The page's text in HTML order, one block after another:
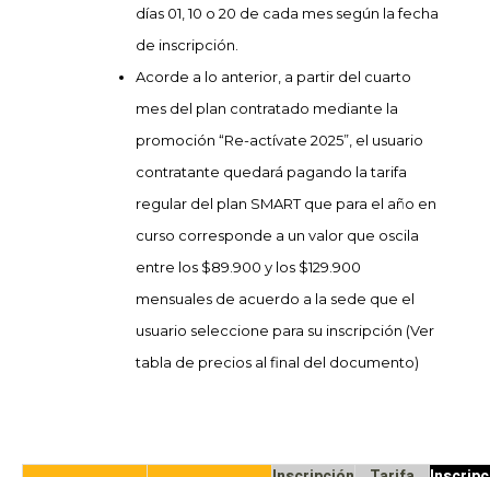
días 01, 10 o 20 de cada mes según la fecha
de inscripción.
Acorde a lo anterior, a partir del cuarto
mes del plan contratado mediante la
promoción “Re-actívate 2025”, el usuario
contratante quedará pagando la tarifa
regular del plan SMART que para el año en
curso corresponde a un valor que oscila
entre los $89.900 y los $129.900
mensuales de acuerdo a la sede que el
usuario seleccione para su inscripción (Ver
tabla de precios al final del documento)